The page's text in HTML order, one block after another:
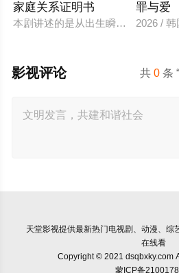
家庭关系证明书
本剧讲述的是从出生瞬间开始就被
罪与爱
2026 /
共0 条
影视评论
天堂影视提供最新热门电视剧、动漫、综
在线看
Copyright © 2021 dsqbxky.com
蒙ICP备